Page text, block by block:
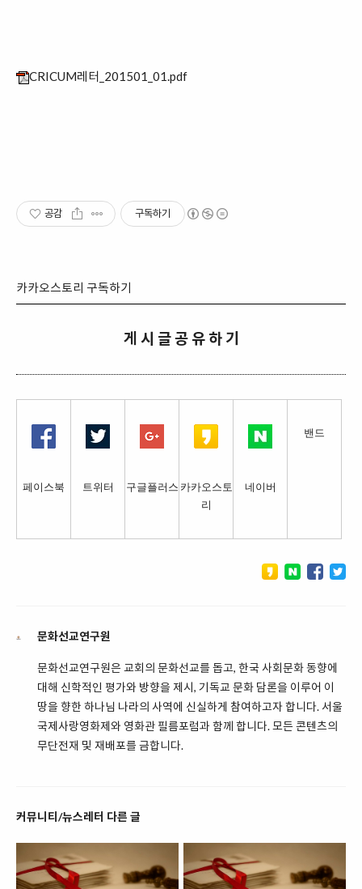
CRICUM레터_201501_01.pdf
공감 구독하기
카카오스토리 구독하기
게 시 글 공 유 하 기
페이스북 트위터 구글플러스 카카오스토
리
네이버
밴드
문화선교연구원
문화선교연구원은 교회의 문화선교를 돕고, 한국 사회문화 동향에
대해 신학적인 평가와 방향을 제시, 기독교 문화 담론을 이루어 이
땅을 향한 하나님 나라의 사역에 신실하게 참여하고자 합니다. 서울
국제사랑영화제와 영화관 필름포럼과 함께 합니다. 모든 콘텐츠의
무단전재 및 재배포를 금합니다.
커뮤니티/뉴스레터 다른 글